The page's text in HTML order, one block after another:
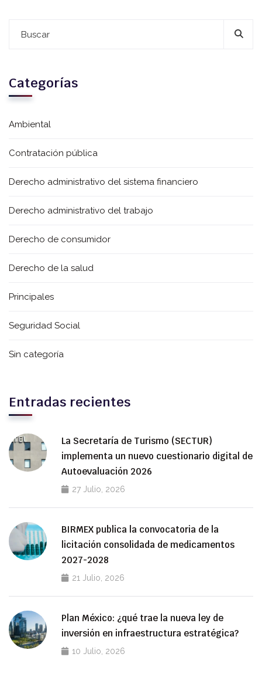
Categorías
Ambiental
Contratación pública
Derecho administrativo del sistema financiero
Derecho administrativo del trabajo
Derecho de consumidor
Derecho de la salud
Principales
Seguridad Social
Sin categoría
Entradas recientes
La Secretaría de Turismo (SECTUR)
implementa un nuevo cuestionario digital de
Autoevaluación 2026
27 Julio, 2026
BIRMEX publica la convocatoria de la
licitación consolidada de medicamentos
2027-2028
21 Julio, 2026
Plan México: ¿qué trae la nueva ley de
inversión en infraestructura estratégica?
10 Julio, 2026